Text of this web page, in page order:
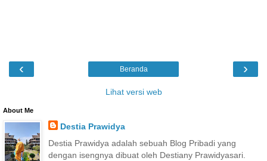
‹ ›
Beranda
Lihat versi web
About Me
Destia Prawidya
Destia Prawidya adalah sebuah Blog Pribadi yang
dengan isengnya dibuat oleh Destiany Prawidyasari.